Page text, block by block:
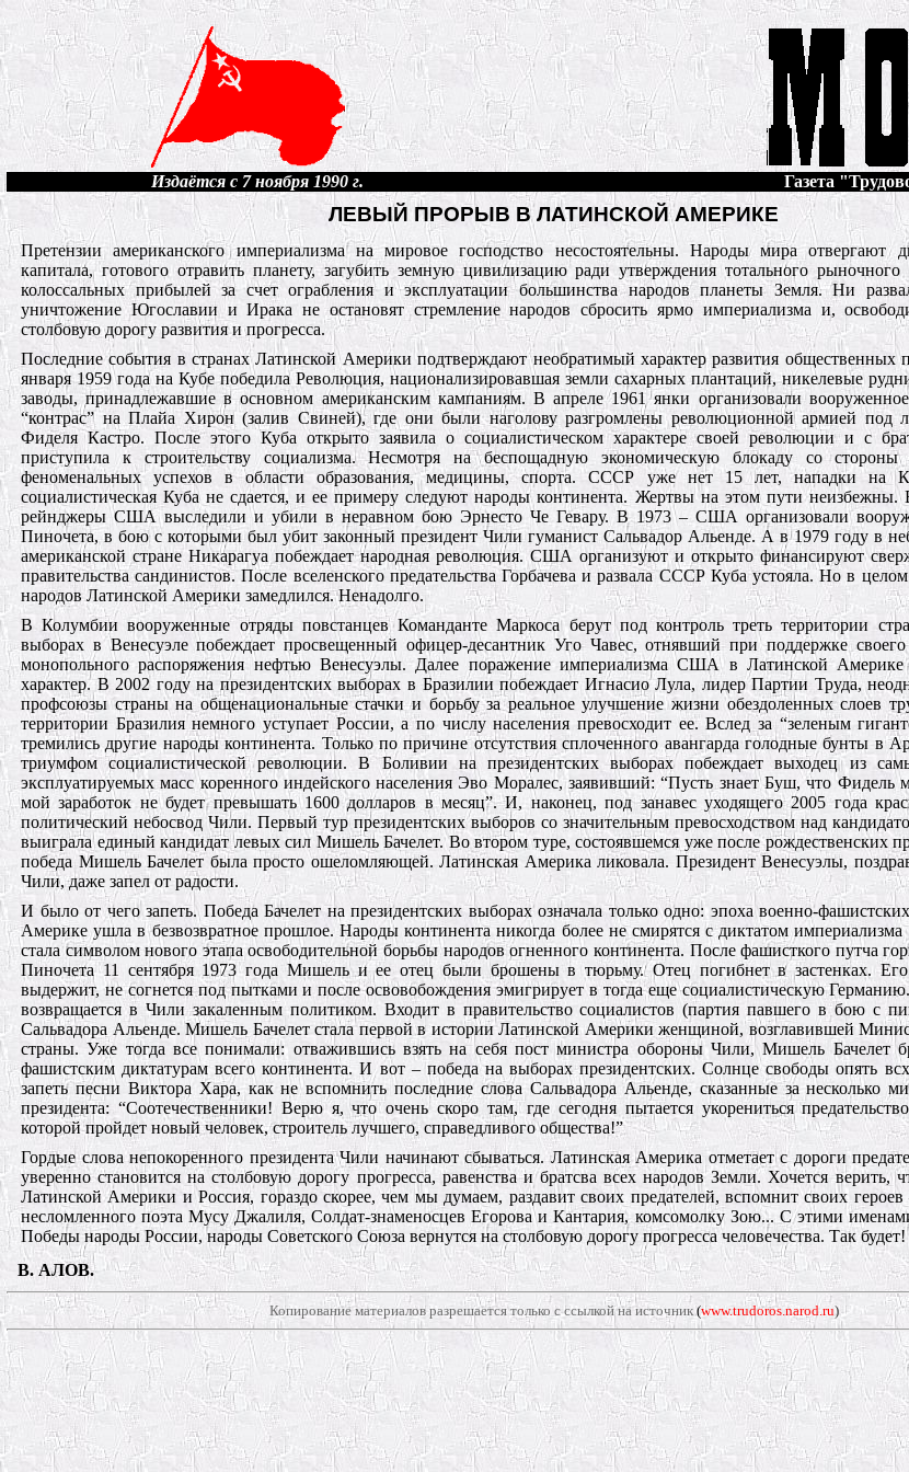
Издаётся с 7 ноября 1990 г. Газета
ЛЕВЫЙ ПРОРЫВ В ЛАТИНСКОЙ АМЕРИКЕ
Претензии американского империализма на мировое господство несостоятельны. Народы мира отвергают
капитала, готового отравить планету, загубить земную цивилизацию ради утверждения тотального
колоссальных прибылей за счет ограбления и эксплуатации большинства народов планеты Земля. Ни
уничтожение Югославии и Ирака не остановят стремление народов сбросить ярмо империализма и,
столбовую дорогу развития и прогресса.
Последние события в странах Латинской Америки подтверждают необратимый характер развития общественных
января 1959 года на Кубе победила Революция, национализировавшая земли сахарных плантаций, никелевые
заводы, принадлежавшие в основном американским кампаниям. В апреле 1961 янки организовали
“контрас” на Плайа Хирон (залив Свиней), где они были наголову разгромлены революционной армией под
Фиделя Кастро. После этого Куба открыто заявила о социалистическом характере своей революции и с
приступила к строительству социализма. Несмотря на беспощадную экономическую блокаду со
феноменальных успехов в области образования, медицины, спорта. СССР уже нет 15 лет, нападки на
социалистическая Куба не сдается, и ее примеру следуют народы континента. Жертвы на этом пути
рейнджеры США выследили и убили в неравном бою Эрнесто Че Гевару. В 1973 – США организовали
Пиночета, в бою с которыми был убит законный президент Чили гуманист Сальвадор Альенде. А в 1979 году в
американской стране Никарагуа побеждает народная революция. США организуют и открыто финансируют
правительства сандинистов. После вселенского предательства Горбачева и развала СССР Куба устояла. Но в
народов Латинской Америки замедлился. Ненадолго.
В Колумбии вооруженные отряды повстанцев Команданте Маркоса берут под контроль треть территории
выборах в Венесуэле побеждает просвещенный офицер-десантник Уго Чавес, отнявший при поддержке
монопольного распоряжения нефтью Венесуэлы. Далее поражение империализма США в Латинской Америке
характер. В 2002 году на президентских выборах в Бразилии побеждает Игнасио Лула, лидер Партии Труда,
профсоюзы страны на общенациональные стачки и борьбу за реальное улучшение жизни обездоленных слоев
территории Бразилия немного уступает России, а по числу населения превосходит ее. Вслед за “зеленым
тремились другие народы континента. Только по причине отсутствия сплоченного авангарда голодные бунты в
триумфом социалистической революции. В Боливии на президентских выборах побеждает выходец из
эксплуатируемых масс коренного индейского населения Эво Моралес, заявивший: “Пусть знает Буш, что Фидель
мой заработок не будет превышать 1600 долларов в месяц”. И, наконец, под занавес уходящего 2005 года
политический небосвод Чили. Первый тур президентских выборов со значительным превосходством над
выиграла единый кандидат левых сил Мишель Бачелет. Во втором туре, состоявшемся уже после рождественских
победа Мишель Бачелет была просто ошеломляющей. Латинская Америка ликовала. Президент Венесуэлы,
Чили, даже запел от радости.
И было от чего запеть. Победа Бачелет на президентских выборах означала только одно: эпоха военно-
Америке ушла в безвозвратное прошлое. Народы континента никогда более не смирятся с диктатом
стала символом нового этапа освободительной борьбы народов огненного континента. После фашисткого путча
Пиночета 11 сентября 1973 года Мишель и ее отец были брошены в тюрьму. Отец погибнет в застенках.
выдержит, не согнется под пытками и после освовобождения эмигрирует в тогда еще социалистическую
возвращается в Чили закаленным политиком. Входит в правительство социалистов (партия павшего в бою с
Сальвадора Альенде. Мишель Бачелет стала первой в истории Латинской Америки женщиной, возглавившей
страны. Уже тогда все понимали: отважившись взять на себя пост министра обороны Чили, Мишель Бачелет
фашистским диктатурам всего континента. И вот – победа на выборах президентских. Солнце свободы опять
запеть песни Виктора Хара, как не вспомнить последние слова Сальвадора Альенде, сказанные за несколько
президента: “Соотечественники! Верю я, что очень скоро там, где сегодня пытается укорениться
которой пройдет новый человек, строитель лучшего, справедливого общества!”
Гордые слова непокоренного президента Чили начинают сбываться. Латинская Америка отметает с дороги
уверенно становится на столбовую дорогу прогресса, равенства и братсва всех народов Земли. Хочется верить,
Латинской Америки и Россия, гораздо скорее, чем мы думаем, раздавит своих предателей, вспомнит своих
несломленного поэта Мусу Джалиля, Солдат-знаменосцев Егорова и Кантария, комсомолку Зою... С этими
Победы народы России, народы Советского Союза вернутся на столбовую дорогу прогресса человечества. Так будет!
В. АЛОВ.
Копирование материалов разрешается только с ссылкой на источник(www.trudoros.narod.ru)